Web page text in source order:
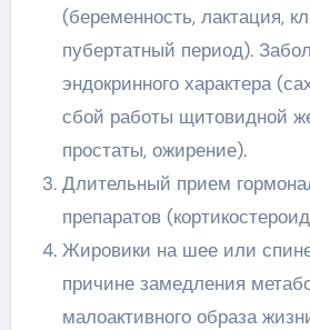
(беременность, лактация,
пубертатный период).
эндокринного характера
сбой работы щитовидной
простаты, ожирение).
Длительный прием
препаратов
Жировики на шее или
причине замедления
малоактивного образа